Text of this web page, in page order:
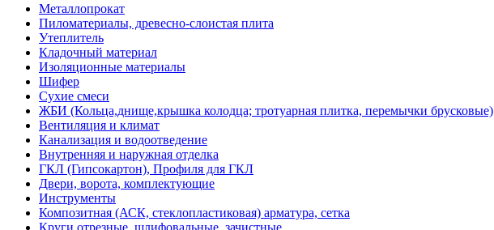
Металлопрокат
Пиломатериалы, древесно-слоистая плита
Утеплитель
Кладочный материал
Изоляционные материалы
Шифер
Сухие смеси
ЖБИ (Кольца,днище,крышка колодца; тротуарная плитка, перемычки брусковые)
Вентиляция и климат
Канализация и водоотведение
Внутренняя и наружная отделка
ГКЛ (Гипсокартон), Профиля для ГКЛ
Двери, ворота, комплектующие
Инструменты
Композитная (АСК, стеклопластиковая) арматура, сетка
Круги отрезные, шлифовальные, зачистные